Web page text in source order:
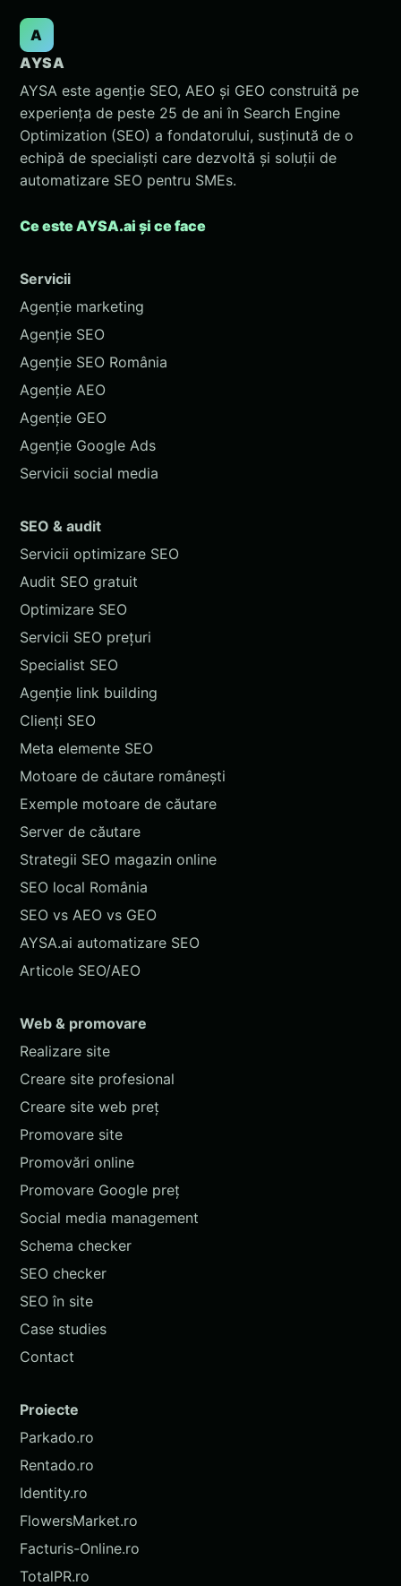
A
AYSA
AYSA este agenție SEO, AEO și GEO construită pe
experiența de peste 25 de ani în Search Engine
Optimization (SEO) a fondatorului, susținută de o
echipă de specialiști care dezvoltă și soluții de
automatizare SEO pentru SMEs.
Ce este AYSA.ai și ce face
Servicii
Agenție marketing
Agenție SEO
Agenție SEO România
Agenție AEO
Agenție GEO
Agenție Google Ads
Servicii social media
SEO & audit
Servicii optimizare SEO
Audit SEO gratuit
Optimizare SEO
Servicii SEO prețuri
Specialist SEO
Agenție link building
Clienți SEO
Meta elemente SEO
Motoare de căutare românești
Exemple motoare de căutare
Server de căutare
Strategii SEO magazin online
SEO local România
SEO vs AEO vs GEO
AYSA.ai automatizare SEO
Articole SEO/AEO
Web & promovare
Realizare site
Creare site profesional
Creare site web preț
Promovare site
Promovări online
Promovare Google preț
Social media management
Schema checker
SEO checker
SEO în site
Case studies
Contact
Proiecte
Parkado.ro
Rentado.ro
Identity.ro
FlowersMarket.ro
Facturis-Online.ro
TotalPR.ro